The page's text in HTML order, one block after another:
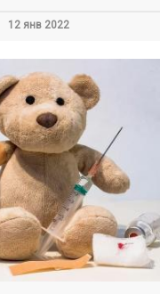
12 янв 2022